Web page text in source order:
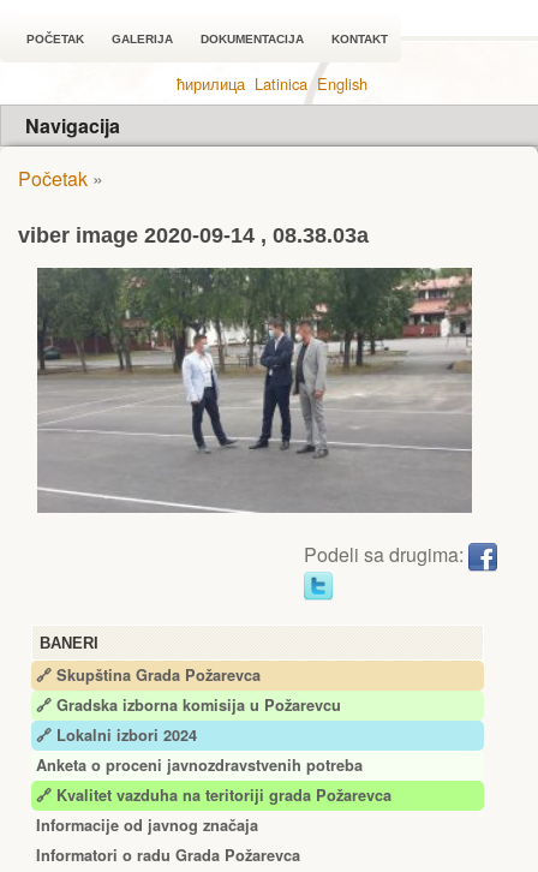
POČETAK GALERIJA DOKUMENTACIJA KONTAKT
ћирилица Latinica English
Navigacija
BANERI
🔗 Skupština Grada Požarevca
🔗 Gradska izborna komisija u Požarevcu
🔗 Lokalni izbori 2024
Anketa o proceni javnozdravstvenih potreba
🔗 Kvalitet vazduha na teritoriji grada Požarevca
Informacije od javnog značaja
Informatori o radu Grada Požarevca
Početak »
viber image 2020-09-14 , 08.38.03a
Podeli sa drugima: